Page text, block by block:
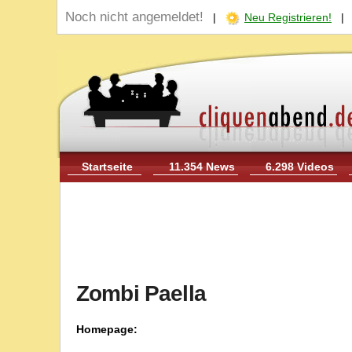
Noch nicht angemeldet! | Neu Registrieren!
Startseite 11.354 News 6.298 Videos
Zombi Paella
Homepage: